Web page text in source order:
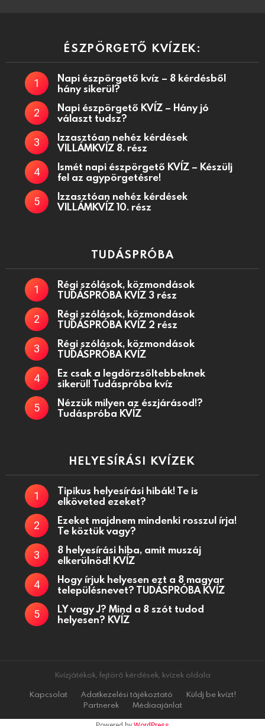
ÉSZPÖRGETŐ KVÍZEK:
Napi észpörgető kvíz – 8 kérdésből
hány sikerül?
Napi észpörgető KVÍZ – Hány jó
választ tudsz?
Izzasztóan nehéz kérdések
VILLÁMKVÍZ 8. rész
Ismét napi észpörgető KVÍZ – Készülj
fel az agypörgetésre!
Izzasztóan nehéz kérdések
VILLÁMKVÍZ 10. rész
TUDÁSPRÓBA
Régi szólások, közmondások
TUDÁSPRÓBA KVÍZ 3 rész
Régi szólások, közmondások
TUDÁSPRÓBA KVÍZ 2 rész
Régi szólások, közmondások
TUDÁSPRÓBA KVÍZ
Ez csak a legdörzsöltebbeknek
sikerül! Tudáspróba kvíz
Nézzük milyen az észjárásod!?
Tudáspróba KVÍZ
HELYESÍRÁSI KVÍZEK
Tipikus helyesírási hibák! Te is
elköveted ezeket?
Ezeket majdnem mindenki rosszul írja!
Te köztük vagy?
8 helyesírási hiba, amit muszáj
elkerülnöd! KVÍZ
Hogy írjuk helyesen ezt a 8 magyar
településnevet? TUDÁSPRÓBA KVÍZ
LY vagy J? Mind a 8 szót tudod
helyesen? KVÍZ
Kvízjátékok, fejtörő kérdések, kvízek oldala
Kapcsolat
Adatkezelési tájékoztató
Küldj be kvízt!
Partnerek
Médiaajánlat